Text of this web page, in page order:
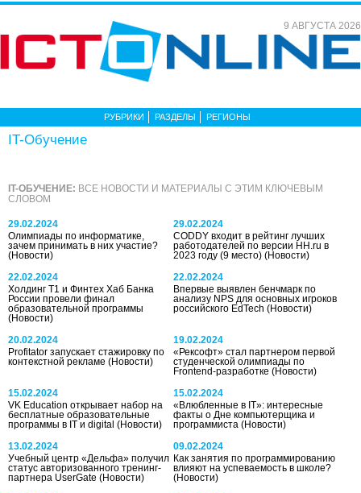
9 АВГУСТА 2026
РУБРИКИ РАЗДЕЛЫ РЕГИОНЫ
IT-Обучение
IT-ОБУЧЕНИЕ: ВСЕ НОВОСТИ И МАТЕРИАЛЫ С ЭТИМ КЛЮЧЕВЫМ
СЛОВОМ
29.02.2024
Олимпиады по информатике,
зачем принимать в них участие?
(Новости)
29.02.2024
CODDY входит в рейтинг лучших
работодателей по версии HH.ru в
2023 году (9 место)(Новости)
22.02.2024
Холдинг Т1 и Финтех Хаб Банка
России провели финал
образовательной программы
(Новости)
22.02.2024
Впервые выявлен бенчмарк по
анализу NPS для основных игроков
российского EdTech(Новости)
20.02.2024
Profitator запускает стажировку по
контекстной рекламе (Новости)
19.02.2024
«Рексофт» стал партнером первой
студенческой олимпиады по
Frontend-разработке(Новости)
15.02.2024
VK Education открывает набор на
бесплатные образовательные
программы в IT и digital (Новости)
15.02.2024
«Влюбленные в IT»: интересные
факты о Дне компьютерщика и
программиста(Новости)
13.02.2024
Учебный центр «Дельфа» получил
статус авторизованного тренинг-
партнера UserGate (Новости)
09.02.2024
Как занятия по программированию
влияют на успеваемость в школе?
(Новости)